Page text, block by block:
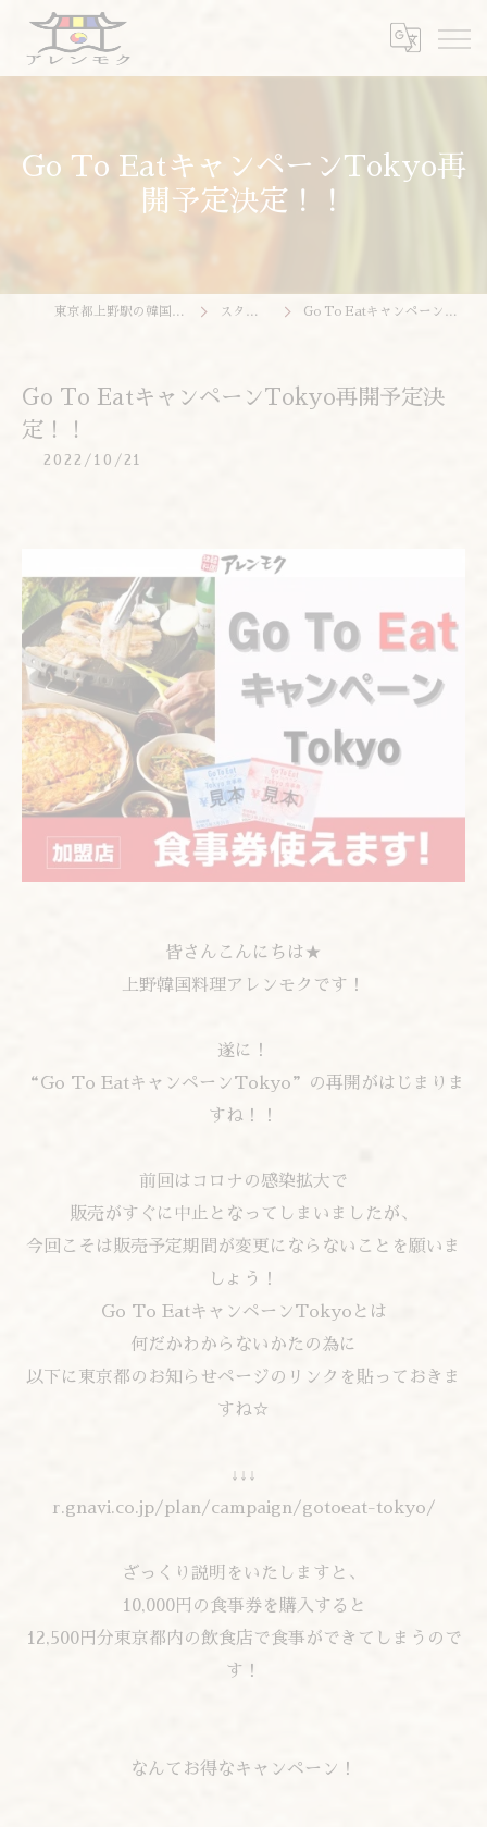
Go To EatキャンペーンTokyo再
開予定決定！！
東京都上野駅の韓国料理ならアレンモク スタッフブログ Go To EatキャンペーンTokyo再開予定決定！！
Go To EatキャンペーンTokyo再開予定決
定！！
2022/10/21
皆さんこんにちは★
上野韓国料理アレンモクです！
遂に！
“Go To EatキャンペーンTokyo”の再開がはじまりま
すね！！
前回はコロナの感染拡大で
販売がすぐに中止となってしまいましたが、
今回こそは販売予定期間が変更にならないことを願いま
しょう！
Go To EatキャンペーンTokyoとは
何だかわからないかたの為に
以下に東京都のお知らせページのリンクを貼っておきま
すね☆
↓↓↓
r.gnavi.co.jp/plan/campaign/gotoeat-tokyo/
ざっくり説明をいたしますと、
10,000円の食事券を購入すると
12,500円分東京都内の飲食店で食事ができてしまうので
す！
なんてお得なキャンペーン！